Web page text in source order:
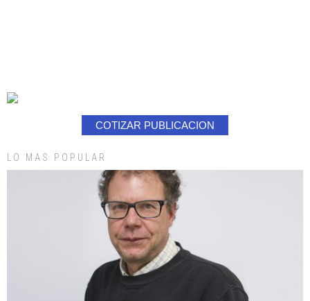
COTIZAR PUBLICACION
LO MAS POPULAR